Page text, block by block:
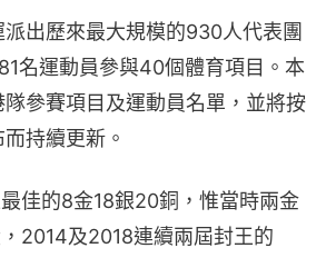
出歷來最大規模的930人代表團
名運動員參與40個體育項目。本
參賽項目及運動員名單，並將按
持續更新。
佳的8金18銀20銅，惟當時兩金
2014及2018連續兩屆封王的